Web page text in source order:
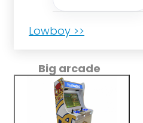
Lowboy >>
Big arcade